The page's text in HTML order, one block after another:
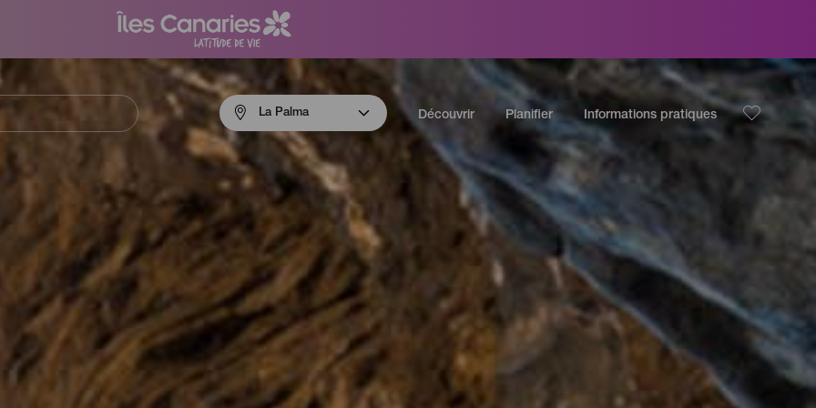
Menú
navigation
La
Palma
La Palma Découvrir Planifier Informations pratiques